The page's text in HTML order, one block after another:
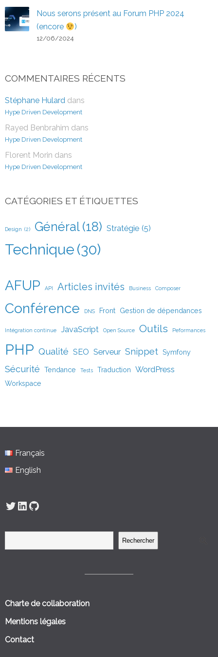
Nous serons présent au Forum PHP 2024
(encore
)
12/06/2024
COMMENTAIRES RÉCENTS
Stéphane Hulard dans
Hype Driven Development
Rayed Benbrahim dans
Hype Driven Development
Florent Morin dans
Hype Driven Development
CATÉGORIES ET ÉTIQUETTES
Design (2) Général (18) Stratégie (5)
Technique (30)
AFUP API Articles invités Business Composer
Conférence DNS Front Gestion de dépendances
Intégration continue JavaScript Open Source Outils Peformances
PHP Qualité SEO Serveur Snippet Symfony
Sécurité Tendance Tests Traduction WordPress
Workspace
Français
English
Twitter
LinkedIn
GitHub
Rechercher
Charte de collaboration
Mentions légales
Contact